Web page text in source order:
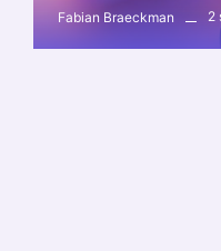
Fabian Braeckman 2